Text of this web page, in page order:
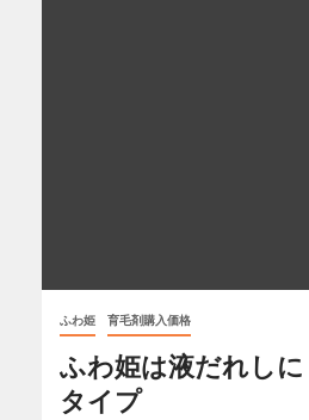
ふわ姫 育毛剤購入価格
ふわ姫は液だれし
タイプ